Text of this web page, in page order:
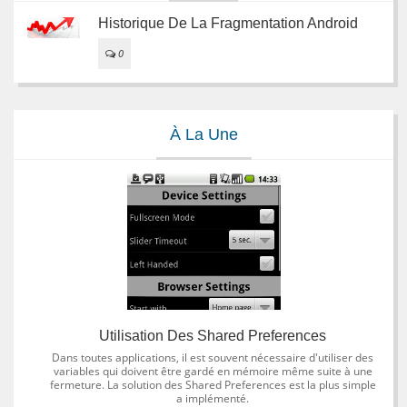
Historique De La Fragmentation Android
0
À La Une
Utilisation Des Shared Preferences
Dans toutes applications, il est souvent nécessaire d'utiliser des
variables qui doivent être gardé en mémoire même suite à une
fermeture. La solution des Shared Preferences est la plus simple
a implémenté.